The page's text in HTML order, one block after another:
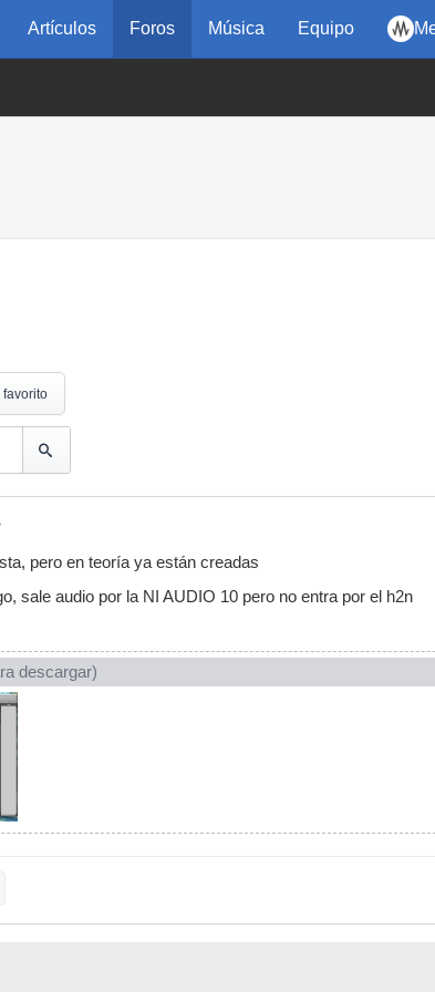
Artículos Foros Música Equipo
favorito
pero en teoría ya están creadas
sale audio por la NI AUDIO 10 pero no entra por el h2n
descargar)